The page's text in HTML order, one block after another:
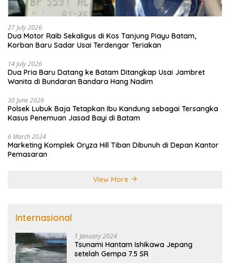
27 July 2026
Dua Motor Raib Sekaligus di Kos Tanjung Piayu Batam,
Korban Baru Sadar Usai Terdengar Teriakan
14 July 2026
Dua Pria Baru Datang ke Batam Ditangkap Usai Jambret
Wanita di Bundaran Bandara Hang Nadim
30 June 2026
Polsek Lubuk Baja Tetapkan Ibu Kandung sebagai Tersangka
Kasus Penemuan Jasad Bayi di Batam
6 March 2024
Marketing Komplek Oryza Hill Tiban Dibunuh di Depan Kantor
Pemasaran
View More
Internasional
1 January 2024
Tsunami Hantam Ishikawa Jepang
setelah Gempa 7.5 SR